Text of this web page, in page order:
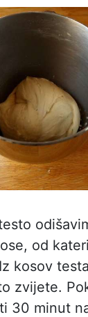
od
kosov
zvijete.
30 minut